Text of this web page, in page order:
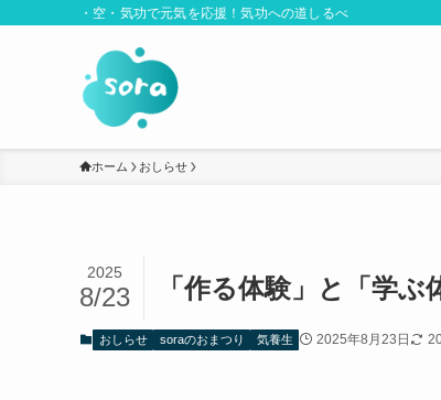
・空・気功で元気を応援！気功への道しるべ
ホーム おしらせ
「作る体験」と「学
2025
8/23
おしらせ soraのおまつり 気養生 2025年8月23日